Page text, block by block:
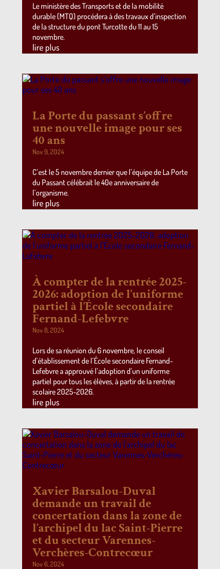
Le ministère des Transports et de la mobilité
durable (MTQ) procédera à des travaux d’inspection
de la structure du pont Turcotte du 11 au 15
novembre.
lire plus
La Porte du passant s’offre
une nouvelle image pour ses
40 ans
Nov 9, 2024
C’est le 5 novembre dernier que l’équipe de La Porte
du Passant célébrait le 40e anniversaire de
l’organisme.
lire plus
À compter de la rentrée 2025-
2026: adoption de l’uniforme
partiel à l’École secondaire
Fernand-Lefebvre
Nov 8, 2024
Lors de sa réunion du 6 novembre, le conseil
d’établissement de l’École secondaire Fernand-
Lefebvre a approuvé l’adoption d’un uniforme
partiel pour tous les élèves, à partir de la rentrée
scolaire 2025-2026.
lire plus
Xavier Barsalou-Duval
demande un travail de
concertation dans la zone de
l’archipel du lac Saint-Pierre
et du secteur Varennes-
Verchères-Contrecœur
Nov 6, 2024